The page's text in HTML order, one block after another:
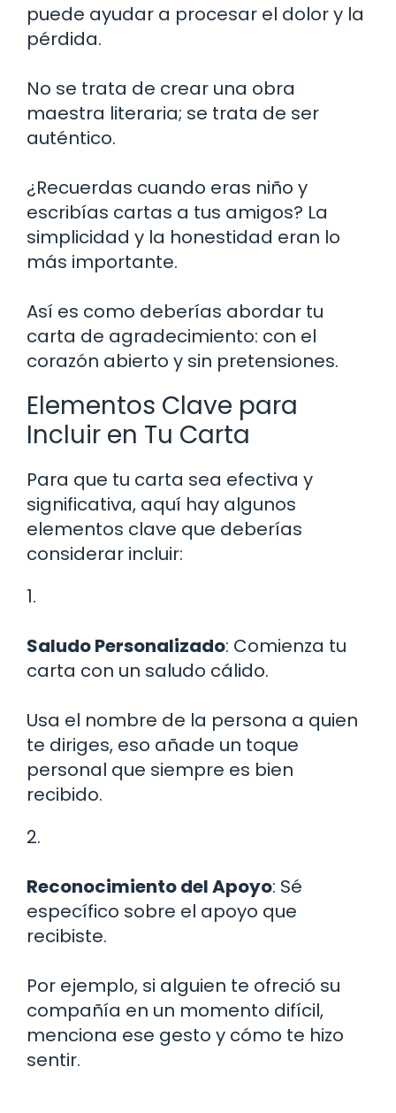
puede ayudar a procesar el dolor y la
pérdida.
No se trata de crear una obra
maestra literaria; se trata de ser
auténtico.
¿Recuerdas cuando eras niño y
escribías cartas a tus amigos? La
simplicidad y la honestidad eran lo
más importante.
Así es como deberías abordar tu
carta de agradecimiento: con el
corazón abierto y sin pretensiones.
Elementos Clave para
Incluir en Tu Carta
Para que tu carta sea efectiva y
significativa, aquí hay algunos
elementos clave que deberías
considerar incluir:
1.
Saludo Personalizado: Comienza tu
carta con un saludo cálido.
Usa el nombre de la persona a quien
te diriges, eso añade un toque
personal que siempre es bien
recibido.
2.
Reconocimiento del Apoyo: Sé
específico sobre el apoyo que
recibiste.
Por ejemplo, si alguien te ofreció su
compañía en un momento difícil,
menciona ese gesto y cómo te hizo
sentir.